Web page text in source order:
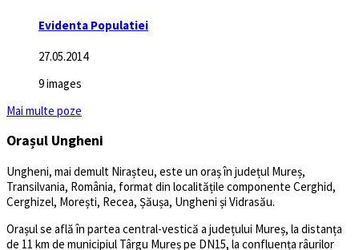
Evidenta Populatiei
27.05.2014
9 images
Mai multe poze
Orașul Ungheni
Ungheni, mai demult Nirașteu, este un oraș în județul Mureș,
Transilvania, România, format din localitățile componente Cerghid,
Cerghizel, Morești, Recea, Șăușa, Ungheni și Vidrasău.
Orașul se află în partea central-vestică a județului Mureș, la distanța
de 11 km de municipiul Târgu Mureș pe DN15, la confluența râurilor